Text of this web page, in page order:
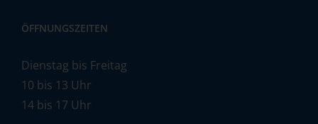
ÖFFNUNGSZEITEN
Dienstag bis Freitag
10 bis 13 Uhr
14 bis 17 Uhr